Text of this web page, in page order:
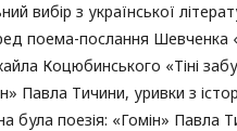
вибір з української
поема-послання
Коцюбинського «Тіні
Павла Тичини, уривки з
була поезія: «Гомін» Павла